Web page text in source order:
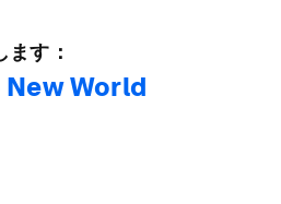
す：
World